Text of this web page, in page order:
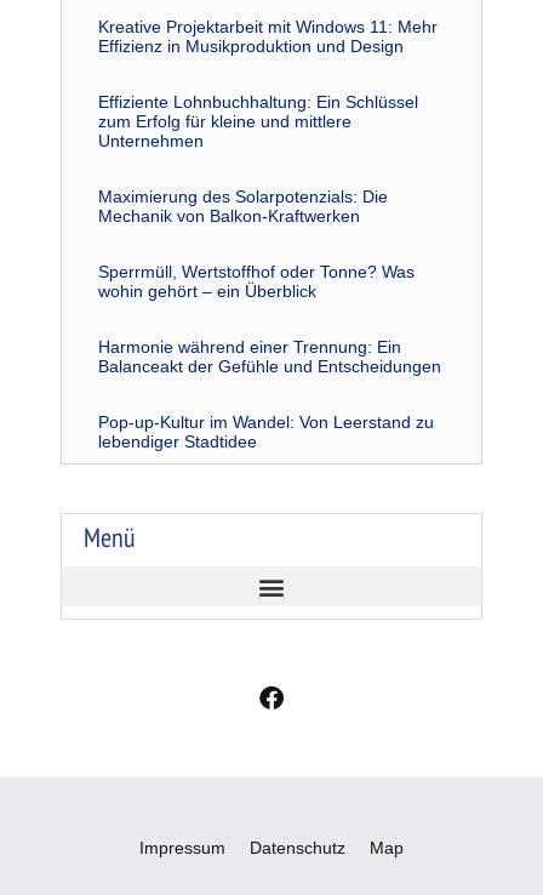
Kreative Projektarbeit mit Windows 11: Mehr
Effizienz in Musikproduktion und Design
Effiziente Lohnbuchhaltung: Ein Schlüssel
zum Erfolg für kleine und mittlere
Unternehmen
Maximierung des Solarpotenzials: Die
Mechanik von Balkon-Kraftwerken
Sperrmüll, Wertstoffhof oder Tonne? Was
wohin gehört – ein Überblick
Harmonie während einer Trennung: Ein
Balanceakt der Gefühle und Entscheidungen
Pop-up-Kultur im Wandel: Von Leerstand zu
lebendiger Stadtidee
Menü
F
a
o
k
Impressum Datenschutz Map